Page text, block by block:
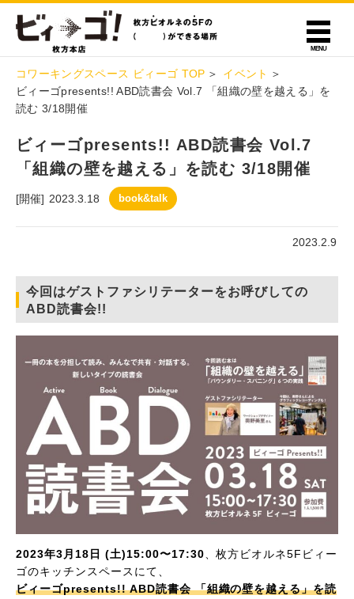
コワーキングスペース ビィーゴ TOP
イベント
ビィーゴpresents!! ABD読書会 Vol.7 「組織の壁を越える」を
読む 3/18開催
ビィーゴpresents!! ABD読書会 Vol.7
「組織の壁を越える」を読む 3/18開催
[開催] 2023.3.18 book&talk
2023.2.9
今回はゲストファシリテーターをお呼びしての
ABD読書会!!
2023年3月18日 (土)15:00〜17:30、枚方ビオルネ5Fビィー
ゴのキッチンスペースにて、
ビィーゴpresents!! ABD読書会 「組織の壁を越える」を読